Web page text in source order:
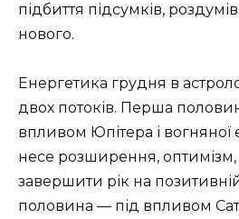
підбиття підсумків,
нового.
Енергетика грудня в
двох потоків. Перша
впливом Юпітера і вогняної
несе розширення,
завершити рік на
половина — під впливом